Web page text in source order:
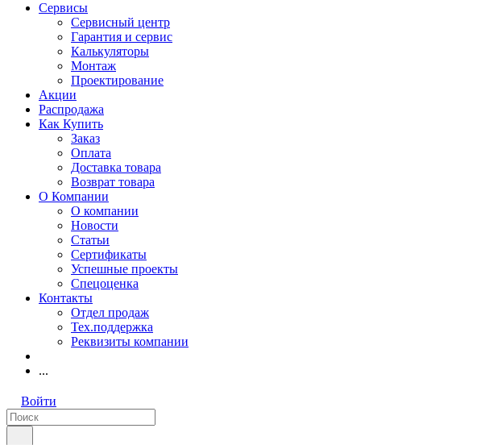
Сервисы
Сервисный центр
Гарантия и сервис
Калькуляторы
Монтаж
Проектирование
Акции
Распродажа
Как Купить
Заказ
Оплата
Доставка товара
Возврат товара
О Компании
О компании
Новости
Статьи
Сертификаты
Успешные проекты
Спецоценка
Контакты
Отдел продаж
Тех.поддержка
Реквизиты компании
...
Войти